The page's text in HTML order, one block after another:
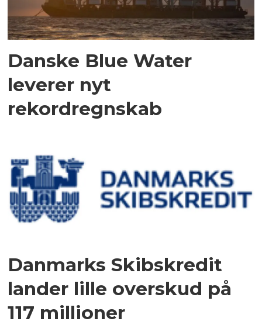
Danske Blue Water
leverer nyt
rekordregnskab
Danmarks Skibskredit
lander lille overskud på
117 millioner